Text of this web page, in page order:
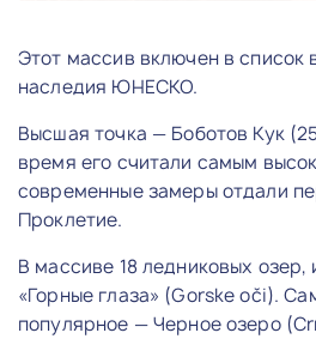
Этот массив включен в список
наследия ЮНЕСКО.
Высшая точка — Боботов Кук
время его считали самым
современные замеры отдали
Проклетие.
В массиве 18 ледниковых озер,
«Горные глаза» (Gorske oči).
популярное — Черное озеро